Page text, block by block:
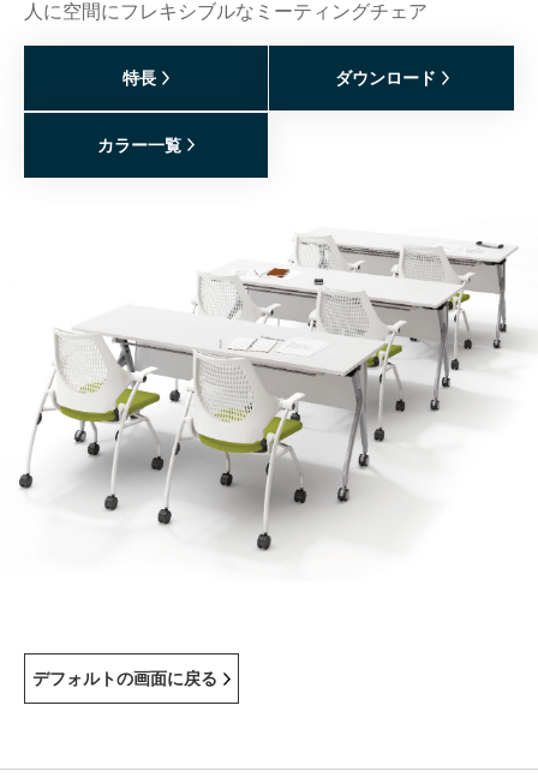
人に空間にフレキシブルなミーティングチェア
特長 ダウンロード
カラー一覧
デフォルトの画面に戻る